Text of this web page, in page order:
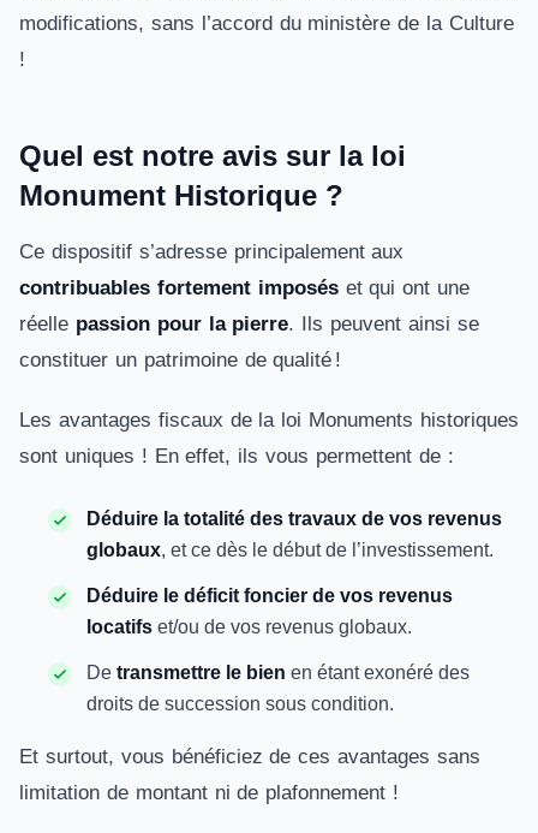
modifications, sans l’accord du ministère de la Culture
!
Quel est notre avis sur la loi
Monument Historique ?
Ce dispositif s’adresse principalement aux
contribuables fortement imposéset qui ont une
réelle passion pour la pierre. Ils peuvent ainsi se
constituer un patrimoine de qualité !
Les avantages fiscaux de la loi Monuments historiques
sont uniques ! En effet, ils vous permettent de :
Déduire la totalité des travaux de vos revenus
globaux, et ce dès le début de l’investissement.
Déduire le déficit foncier de vos revenus
locatifs et/ou de vos revenus globaux.
De transmettre le bien en étant exonéré des
droits de succession sous condition.
Et surtout, vous bénéficiez de ces avantages sans
limitation de montant ni de plafonnement !